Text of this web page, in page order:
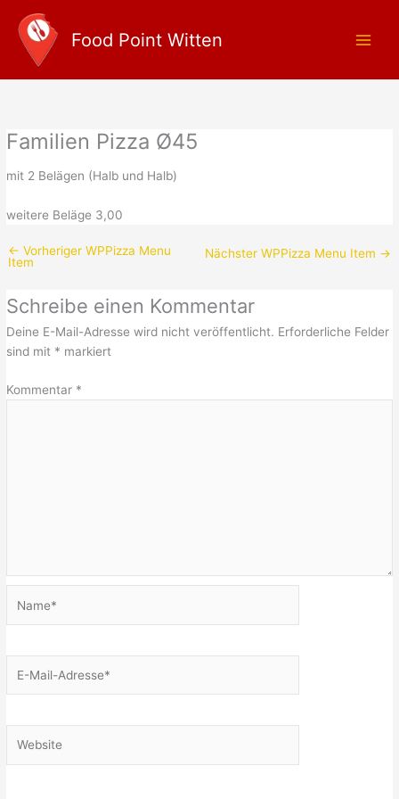
Inhalt
springen
Food Point Witten
Familien Pizza Ø45
mit 2 Belägen (Halb und Halb)
weitere Beläge 3,00
← Vorheriger WPPizza Menu
Item
Nächster WPPizza Menu Item →
Schreibe einen Kommentar
Deine E-Mail-Adresse wird nicht veröffentlicht. Erforderliche Felder
sind mit * markiert
Kommentar *
Mail-